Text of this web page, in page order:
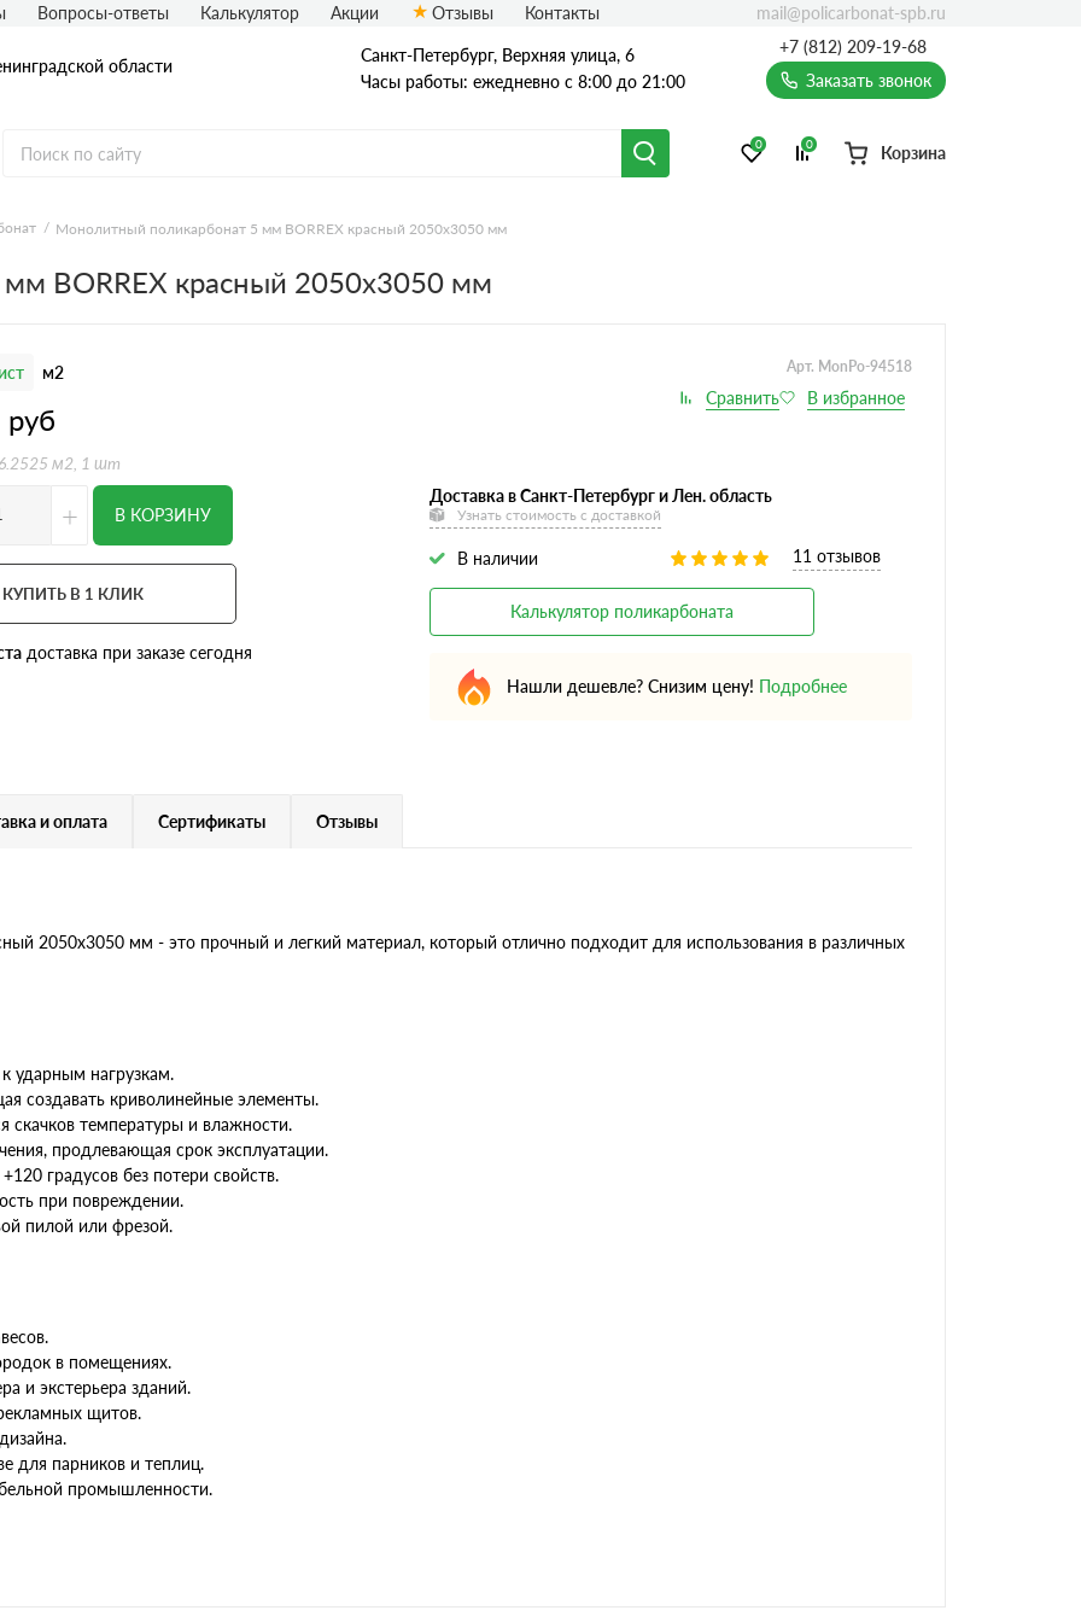
области
Санкт-Петербург, Верхняя улица, 6
Часы работы: ежедневно с 8:00 до 21:00
+7 (812) 209-19-68
Заказать звонок
0 0 Корзина
Вопросы-ответы Калькулятор Акции Отзывы Контакты mail@policarbonat-spb.ru
Монолитный поликарбонат 5 мм BORREX красный 2050х3050 мм
BORREX красный 2050х3050 мм
м2
руб
6.2525 м2, 1 шт
Арт. MonPo-94518
+ В КОРЗИНУ
КУПИТЬ В 1 КЛИК
доставка при заказе сегодня
Доставка в Санкт-Петербург и Лен. область
Узнать стоимость с доставкой
В наличии 11 отзывов
Калькулятор поликарбоната
Нашли дешевле? Снизим цену! Подробнее
и оплата Сертификаты Отзывы
2050х3050 мм - это прочный и легкий материал, который отлично подходит для использования в различных
ударным нагрузкам.
создавать криволинейные элементы.
скачков температуры и влажности.
продлевающая срок эксплуатации.
градусов без потери свойств.
при повреждении.
пилой или фрезой.
в помещениях.
и экстерьера зданий.
щитов.
для парников и теплиц.
промышленности.